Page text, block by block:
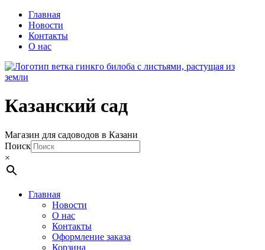
Главная
Новости
Контакты
О нас
Казанский сад
Магазин для садоводов в Казани
Поиск
×
Главная
Новости
О нас
Контакты
Оформление заказа
Корзина